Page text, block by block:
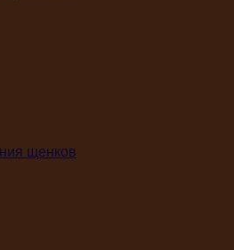
щенков